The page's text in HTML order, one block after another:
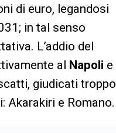
di euro, legandosi
in tal senso
L’addio del
al Napoli e
giudicati troppo
Akarakiri e Romano.